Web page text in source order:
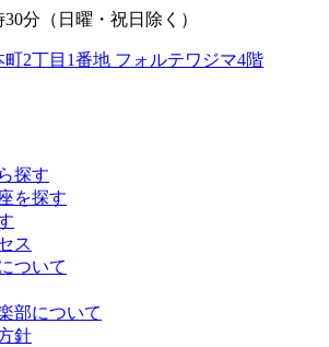
分（日曜・祝日除く）
2丁目1番地 フォルテワジマ4階
探す
を探す
ス
ついて
部について
針